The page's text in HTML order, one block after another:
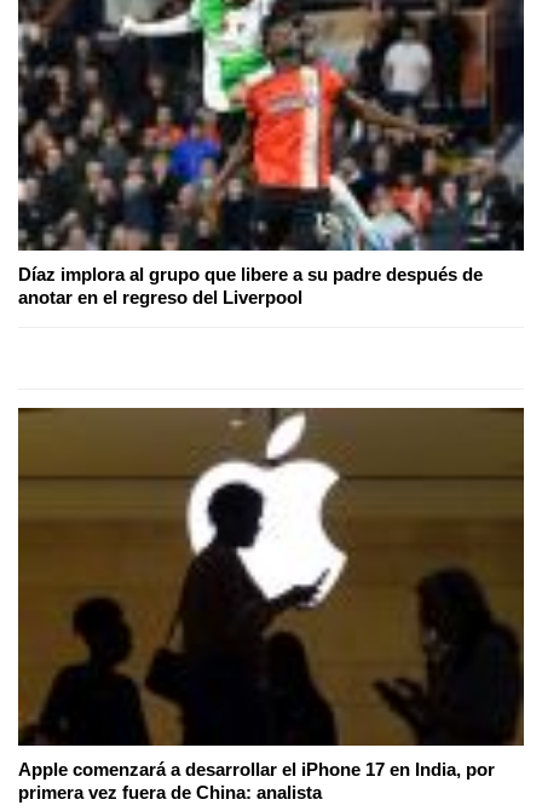
Díaz implora al grupo que libere a su padre después de
anotar en el regreso del Liverpool
Apple comenzará a desarrollar el iPhone 17 en India, por
primera vez fuera de China: analista